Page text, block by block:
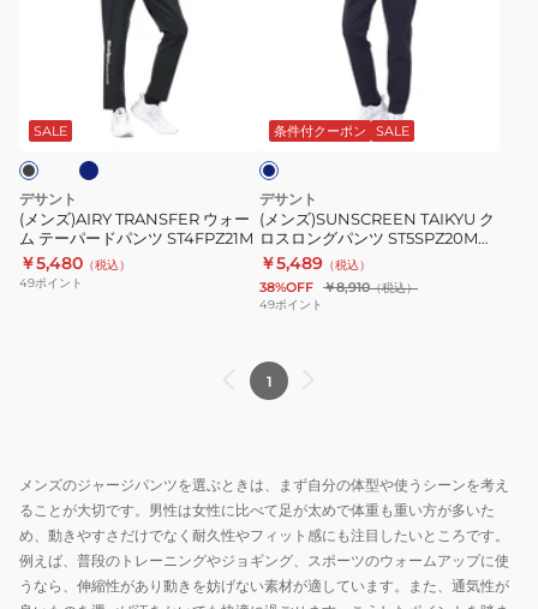
ウ
ェ
ッ
ト
ロ
ン
グ
ツ
ST5FPZ40M
TRANSFER
ム
テ
ー
パ
ー
ド
SALE
デサント
(メンズ)AIRY TRANSFER ウォー
ム テーパードパンツ ST4FPZ21M
￥5,480 （税込）
49ポイント
ロ
ン
グ
パ
ン
ツ
ST5SPZ20M
条件付クーポン SALE
ネ
イ
ビ
デサント
(メンズ)SUNSCREEN TAIKYU ク
ロスロングパンツ ST5SPZ20M
NV00
￥5,489 （税込）
38%OFF ￥8,910（税込）
49ポイント
1
メンズのジャージパンツを選ぶときは、まず自分の体型や使うシーンを考え
ることが大切です。男性は女性に比べて足が太めで体重も重い方が多いた
め、動きやすさだけでなく耐久性やフィット感にも注目したいところです。
例えば、普段のトレーニングやジョギング、スポーツのウォームアップに使
うなら、伸縮性があり動きを妨げない素材が適しています。また、通気性が